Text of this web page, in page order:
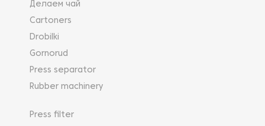
Делаем чай
Cartoners
Drobilki
Gornorud
Press separator
Rubber machinery
Press filter